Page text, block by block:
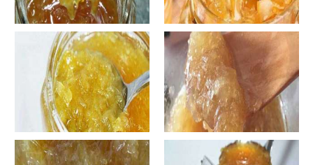
罐装蜂蜜柚子茶胖吗-蜂蜜柚子
茶喝了会发胖吗？
在家怎样做蜂蜜柚子茶-喝蜂蜜
柚子茶有哪些禁忌？
自制蜂蜜柚子茶-蜂蜜柚子茶最
容易做什么？
在家怎样做蜂蜜柚子茶-蜂蜜柚
子茶可以解酒吗？